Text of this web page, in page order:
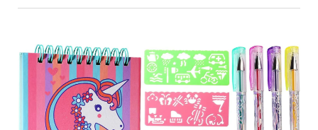
Ressources
Contactez-Nous